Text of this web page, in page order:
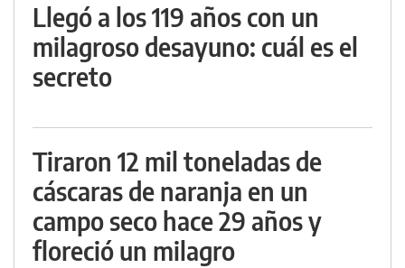
Llegó a los 119 años con un
milagroso desayuno: cuál es el
secreto
Tiraron 12 mil toneladas de
cáscaras de naranja en un
campo seco hace 29 años y
floreció un milagro